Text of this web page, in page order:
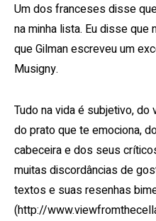
Um dos franceses disse
na minha lista. Eu disse que
que Gilman escreveu um
Musigny.
Tudo na vida é subjetivo,
do prato que te emociona,
cabeceira e dos seus
muitas discordâncias de
textos e suas resenhas
(http://